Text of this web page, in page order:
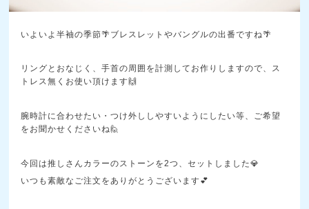
いよいよ半袖の季節🌴ブレスレットやバングルの出番ですね🌴
リングとおなじく、手首の周囲を計測してお作りしますので、ス
トレス無くお使い頂けます🙌
腕時計に合わせたい・つけ外ししやすいようにしたい等、ご希望
をお聞かせくださいね🙋
今回は推しさんカラーのストーンを2つ、セットしました💎
いつも素敵なご注文をありがとうございます💕